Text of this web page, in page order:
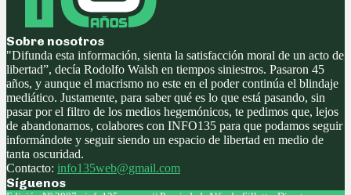
Sobre nosotros
"Difunda esta información, sienta la satisfacción moral de un acto de
libertad”, decía Rodolfo Walsh en tiempos siniestros. Pasaron 45
años, y aunque el macrismo no este en el poder continúa el blindaje
mediático. Justamente, para saber qué es lo que está pasando, sin
pasar por el filtro de los medios hegemónicos, te pedimos que, lejos
de abandonarnos, colabores con INFO135 para que podamos seguir
informándote y seguir siendo un espacio de libertad en medio de
tanta oscuridad.
Contacto: info135web@gmail.com
Síguenos